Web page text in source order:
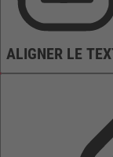
ALIGNER LE